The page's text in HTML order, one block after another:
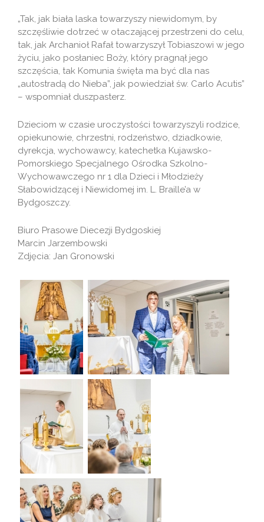
„Tak, jak biała laska towarzyszy niewidomym, by
szczęśliwie dotrzeć w otaczającej przestrzeni do celu,
tak, jak Archanioł Rafał towarzyszył Tobiaszowi w jego
życiu, jako posłaniec Boży, który pragnął jego
szczęścia, tak Komunia święta ma być dla nas
„autostradą do Nieba”, jak powiedział św. Carlo Acutis”
– wspomniał duszpasterz.
Dzieciom w czasie uroczystości towarzyszyli rodzice,
opiekunowie, chrzestni, rodzeństwo, dziadkowie,
dyrekcja, wychowawcy, katechetka Kujawsko-
Pomorskiego Specjalnego Ośrodka Szkolno-
Wychowawczego nr 1 dla Dzieci i Młodzieży
Słabowidzącej i Niewidomej im. L. Braille’a w
Bydgoszczy.
Biuro Prasowe Diecezji Bydgoskiej
Marcin Jarzembowski
Zdjęcia: Jan Gronowski